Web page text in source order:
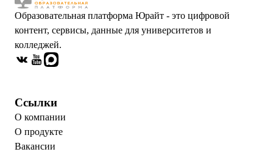
Образовательная платформа Юрайт - это цифровой
контент, сервисы, данные для университетов и
колледжей.
Ссылки
О компании
О продукте
Вакансии